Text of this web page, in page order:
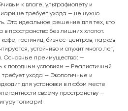
к влаге, ультрафиолету и
не требует ухода — не нужно
Это идеальное решение для тех, кто
в пространство без лишних хлопот.
кафе, гостиниц, бизнес-центров, парков
устойчиво и служит много лет,
Основные преимущества: —
к погодным условиям — Реалистичный
ухода — Экологичные и
для установки в любом месте
своему пространству —
топиари!